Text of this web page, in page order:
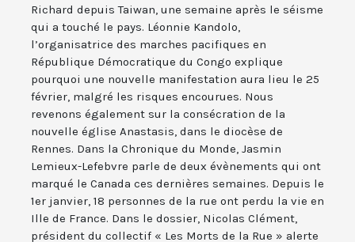
Richard depuis Taiwan, une semaine après le séisme
qui a touché le pays. Léonnie Kandolo,
l’organisatrice des marches pacifiques en
République Démocratique du Congo explique
pourquoi une nouvelle manifestation aura lieu le 25
février, malgré les risques encourues. Nous
revenons également sur la consécration de la
nouvelle église Anastasis, dans le diocèse de
Rennes. Dans la Chronique du Monde, Jasmin
Lemieux-Lefebvre parle de deux évènements qui ont
marqué le Canada ces dernières semaines. Depuis le
1er janvier, 18 personnes de la rue ont perdu la vie en
Ille de France. Dans le dossier, Nicolas Clément,
président du collectif « Les Morts de la Rue » alerte